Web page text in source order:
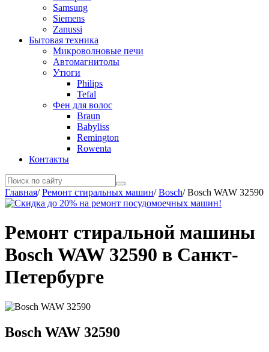
Samsung
Siemens
Zanussi
Бытовая техника
Микроволновые печи
Автомагнитолы
Утюги
Philips
Tefal
Фен для волос
Braun
Babyliss
Remington
Rowenta
Контакты
Главная/Ремонт стиральных машин/Bosch/Bosch WAW 32590
Ремонт стиральной машины
Bosch WAW 32590 в Санкт-
Петербурге
Bosch WAW 32590